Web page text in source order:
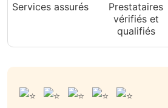
Services assurés
Prestataires
vérifiés et
qualifiés